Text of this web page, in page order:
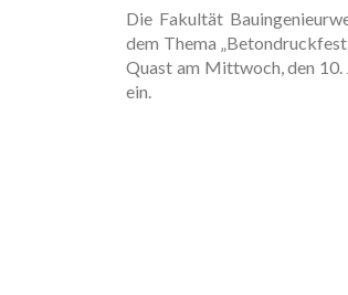
Die Fakultät
dem Thema
Quast am Mittwoch, den
ein.